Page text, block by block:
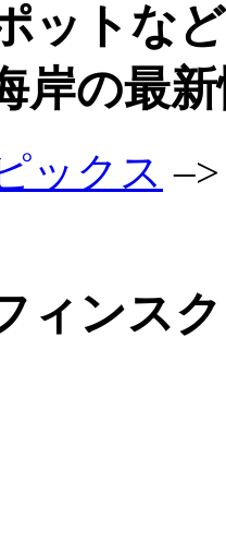
ットなど
岸の最
ックス
ィンス